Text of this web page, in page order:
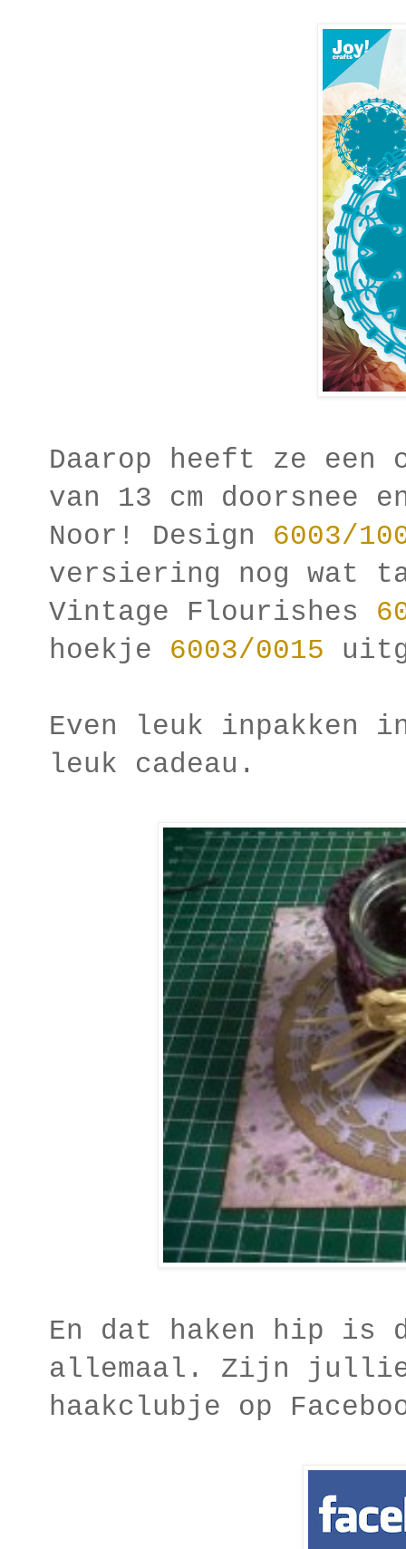
Daarop heeft ze
van 13 cm doorsnee
Noor! Design 6003/
versiering nog wat
Vintage Flourishes
hoekje 6003/0015
Even leuk inpakken
leuk cadeau.
En dat haken hip is
allemaal. Zijn
haakclubje op